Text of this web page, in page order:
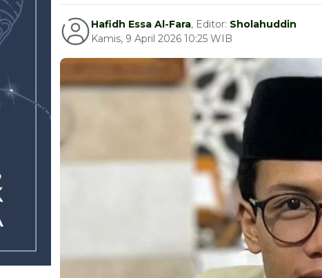
Hafidh Essa Al-Fara, Editor: Sholahuddin
Kamis, 9 April 2026 10:25 WIB